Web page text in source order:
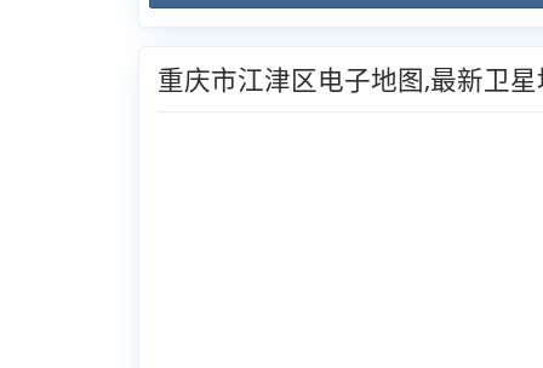
重庆市江津区电子地图,最新卫星